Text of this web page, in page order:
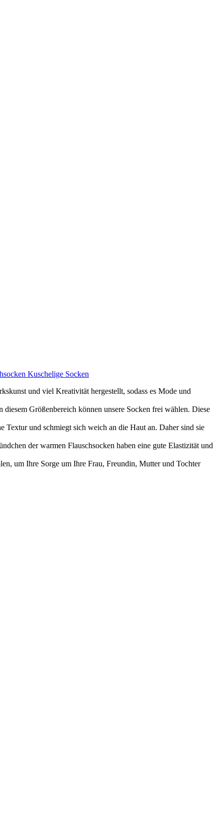
Kuschelige Socken
und viel Kreativität hergestellt, sodass es Mode und
Größenbereich können unsere Socken frei wählen. Diese
Textur und schmiegt sich weich an die Haut an. Daher sind sie
der warmen Flauschsocken haben eine gute Elastizität und
um Ihre Sorge um Ihre Frau, Freundin, Mutter und Tochter